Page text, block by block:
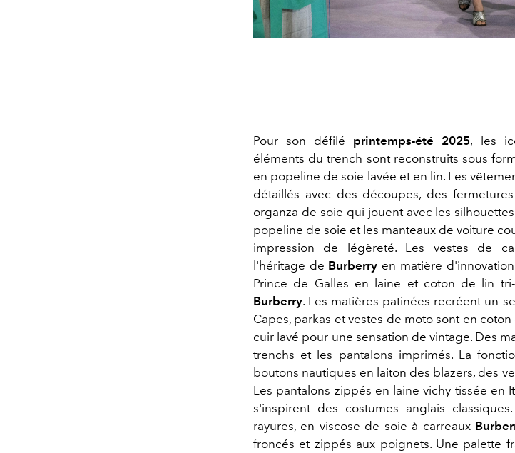
Pour son défilé printemps-été 2025, les
éléments du trench sont reconstruits sous
en popeline de soie lavée et en lin. Les
détaillés avec des découpes, des
organza de soie qui jouent avec les
popeline de soie et les manteaux de voiture
impression de légèreté. Les vestes de
l'héritage de Burberry en matière
Prince de Galles en laine et coton de lin
Burberry. Les matières patinées recréent un
Capes, parkas et vestes de moto sont en
cuir lavé pour une sensation de vintage. Des
trenchs et les pantalons imprimés. La
boutons nautiques en laiton des blazers, des
Les pantalons zippés en laine vichy tissée en
s'inspirent des costumes anglais
rayures, en viscose de soie à carreaux
froncés et zippés aux poignets. Une palette